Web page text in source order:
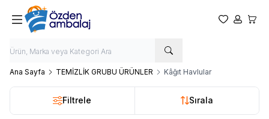
Favorilerim
Hesabım
Ana Sayfa TEMİZLİK GRUBU ÜRÜNLER Kâğıt Havlular
Filtrele Sırala